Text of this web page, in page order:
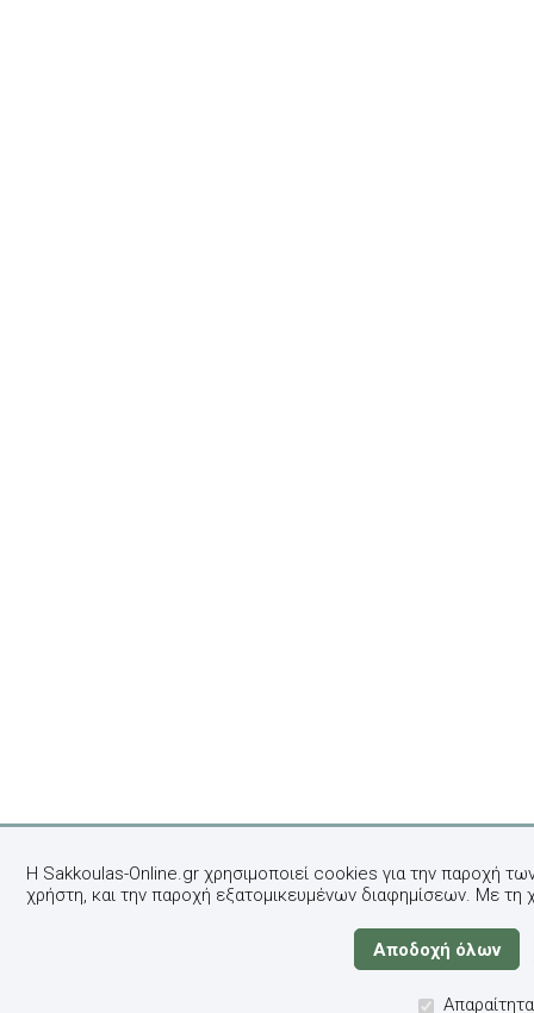
Η Sakkoulas-Online.gr χρησιμοποιεί cookies για την παροχή
χρήστη, και την παροχή εξατομικευμένων διαφημίσεων. Με